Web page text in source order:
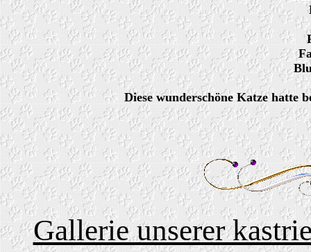
Diese wunderschöne Katze hatte
Gallerie unserer